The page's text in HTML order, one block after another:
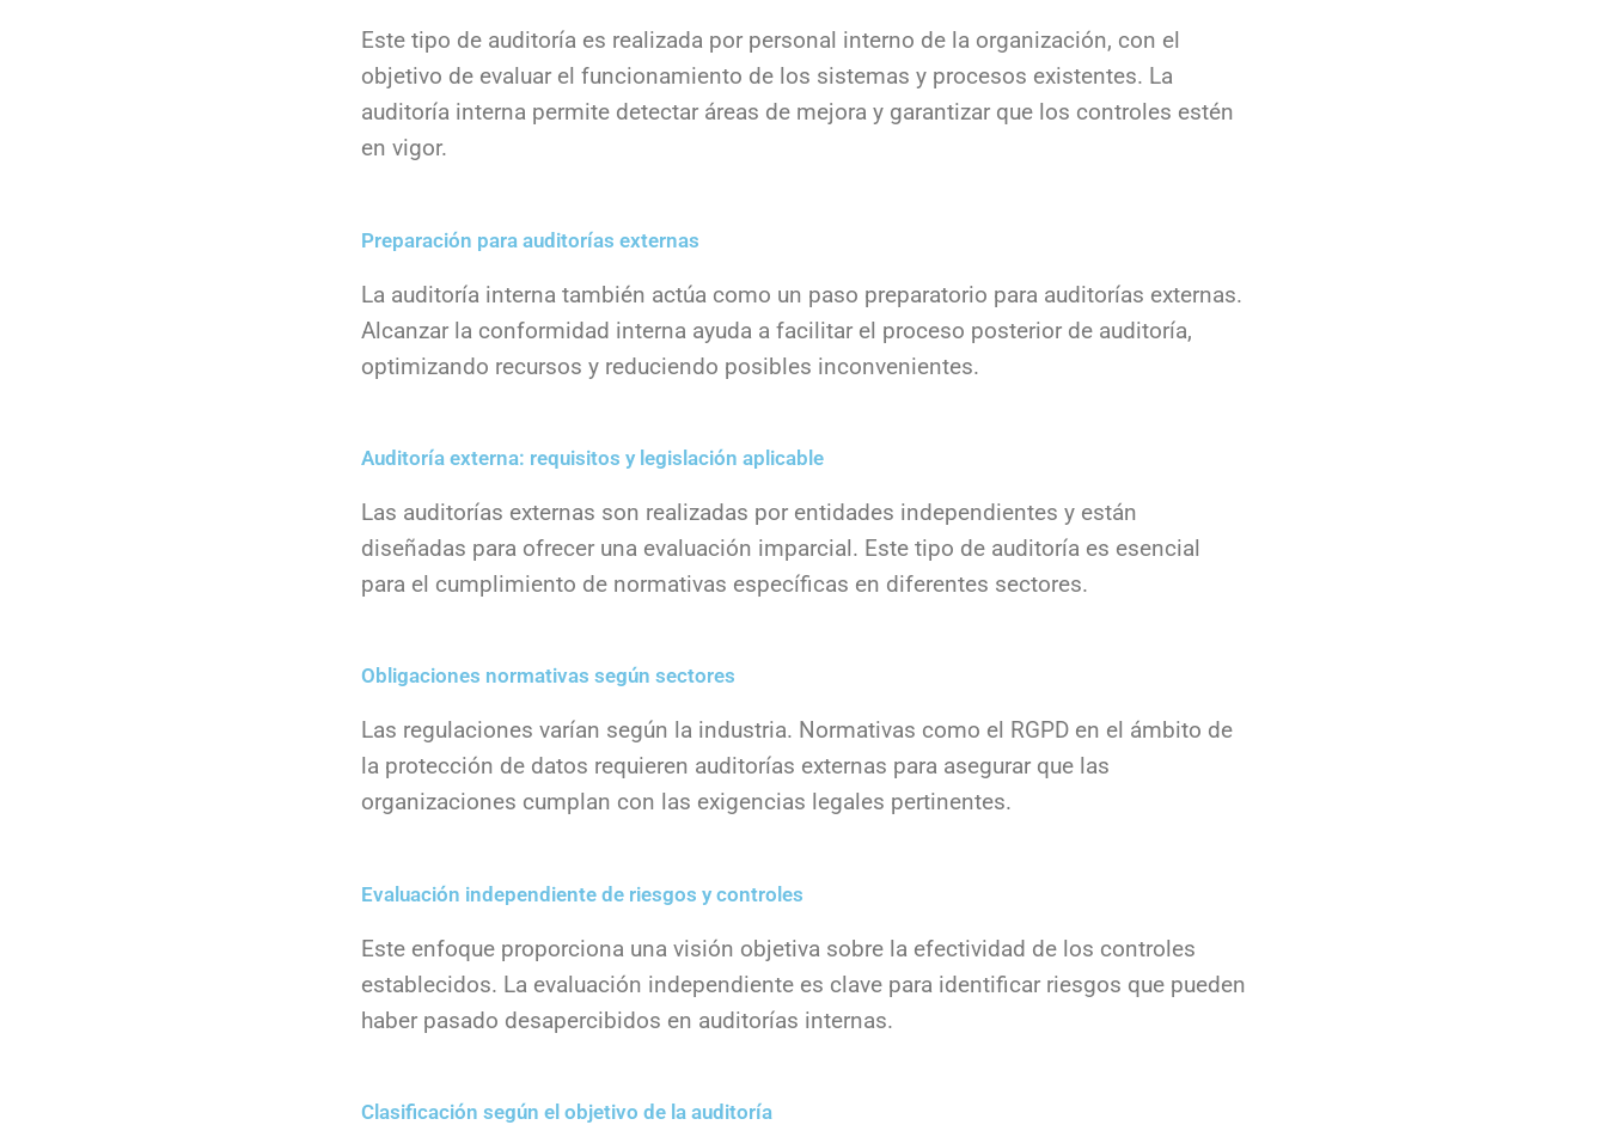
Este tipo de auditoría es realizada por personal interno de la organización, con el
objetivo de evaluar el funcionamiento de los sistemas y procesos existentes. La
auditoría interna permite detectar áreas de mejora y garantizar que los controles estén
en vigor.
Preparación para auditorías externas
La auditoría interna también actúa como un paso preparatorio para auditorías externas.
Alcanzar la conformidad interna ayuda a facilitar el proceso posterior de auditoría,
optimizando recursos y reduciendo posibles inconvenientes.
Auditoría externa: requisitos y legislación aplicable
Las auditorías externas son realizadas por entidades independientes y están
diseñadas para ofrecer una evaluación imparcial. Este tipo de auditoría es esencial
para el cumplimiento de normativas específicas en diferentes sectores.
Obligaciones normativas según sectores
Las regulaciones varían según la industria. Normativas como el RGPD en el ámbito de
la protección de datos requieren auditorías externas para asegurar que las
organizaciones cumplan con las exigencias legales pertinentes.
Evaluación independiente de riesgos y controles
Este enfoque proporciona una visión objetiva sobre la efectividad de los controles
establecidos. La evaluación independiente es clave para identificar riesgos que pueden
haber pasado desapercibidos en auditorías internas.
Clasificación según el objetivo de la auditoría